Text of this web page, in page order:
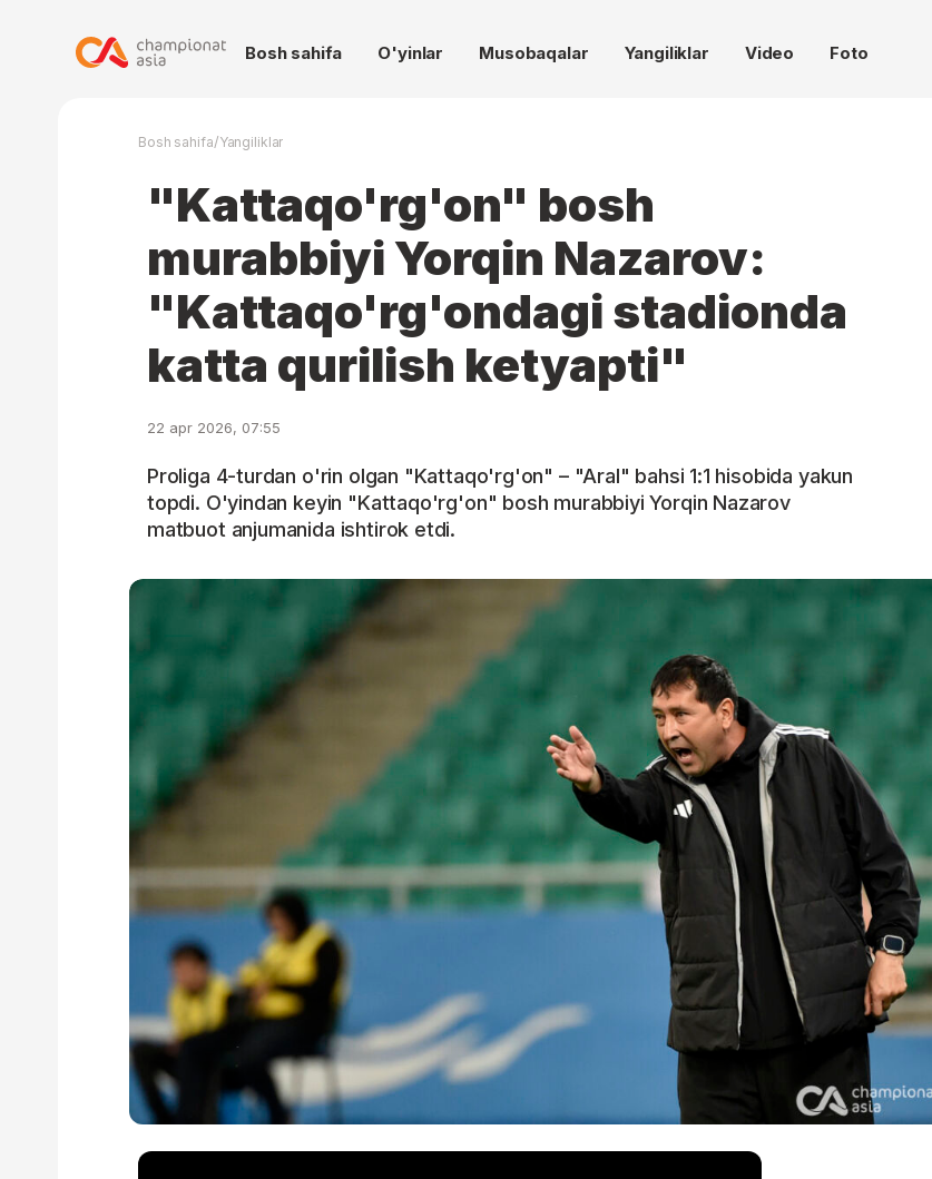
Bosh sahifa O'yinlar Musobaqalar Yangiliklar Video Foto
Bosh sahifa/Yangiliklar
"Kattaqo'rg'on" bosh
murabbiyi Yorqin Nazarov:
"Kattaqo'rg'ondagi stadionda
katta qurilish ketyapti"
22 apr 2026, 07:55
Proliga 4-turdan o'rin olgan "Kattaqo'rg'on" – "Aral" bahsi 1:1 hisobida yakun
topdi. O'yindan keyin "Kattaqo'rg'on" bosh murabbiyi Yorqin Nazarov
matbuot anjumanida ishtirok etdi.